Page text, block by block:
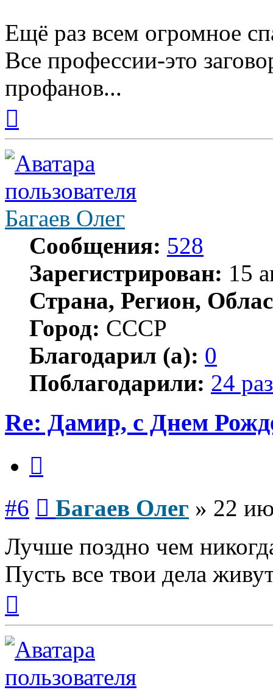
Ещё раз всем огромное
Все профессии-это
профанов...
началу
Багаев Олег
Сообщения: 528
Зарегистрирован: 15
Страна, Регион,
Город: СССР
Благодарил (а): 0
Поблагодарили: 24
Re: Дамир, с Днем
#6 Багаев Олег » 22
Лучше поздно чем
Пусть все твои дела
началу